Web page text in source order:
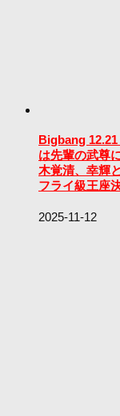
Bigbang
は先輩の武尊
木覚清、幸輝
フライ級王座
2025-11-12